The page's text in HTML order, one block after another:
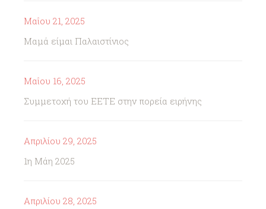
Μαΐου 21, 2025
Μαμά είμαι Παλαιστίνιος
Μαΐου 16, 2025
Συμμετοχή του ΕΕΤΕ στην πορεία ειρήνης
Απριλίου 29, 2025
1η Μάη 2025
Απριλίου 28, 2025